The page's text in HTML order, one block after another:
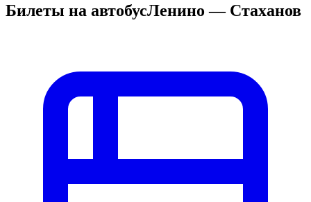
Билеты на автобусЛенино — Стаханов